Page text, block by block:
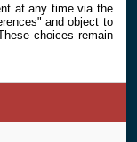
at any time via the
and object to
choices remain